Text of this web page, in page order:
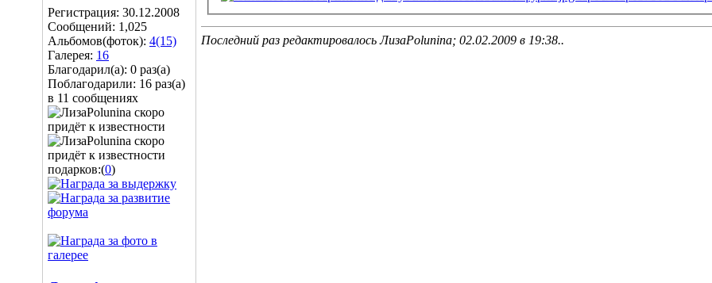
Регистрация: 30.12.2008
Сообщений: 1,025
Альбомов(фоток): 4(15)
Галерея: 16
Благодарил(а): 0 раз(а)
Поблагодарили: 16 раз(а)
в 11 сообщениях
подарков:(0)
Последний раз редактировалось ЛизаPolunina; 02.02.2009 в 19:38..